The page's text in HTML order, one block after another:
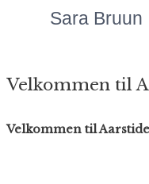
Sara Bruun
Velkommen til
Velkommen til